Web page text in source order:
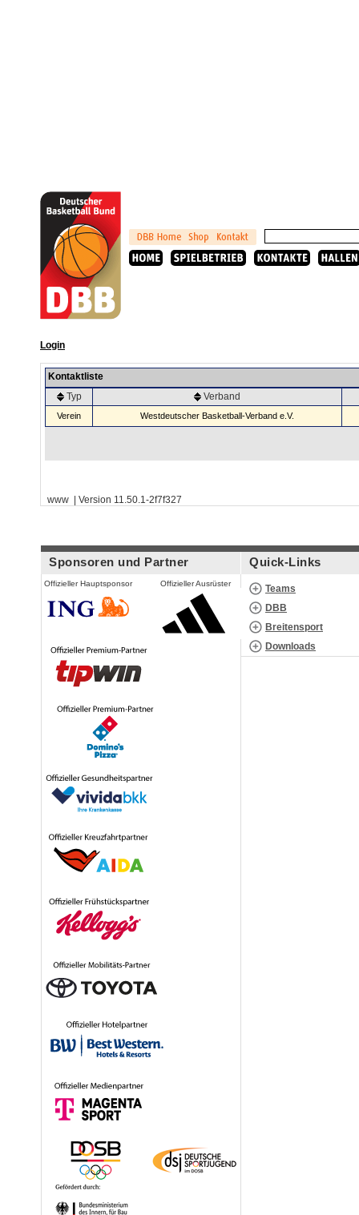
Login
Kontaktliste
Typ
Verband
Verein Westdeutscher Basketball-Verband e.V.
www | Version 11.50.1-2f7f327
Sponsoren und Partner
Offizieller Hauptsponsor Offizieller Ausrüster
Quick-Links
Teams
DBB
Breitensport
Downloads